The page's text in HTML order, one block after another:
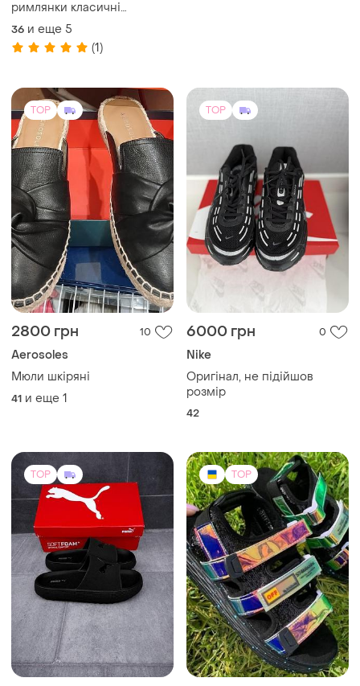
римлянки класичні
повсякденні
36 и еще 5
(1)
TOP
2800 грн 10
Aerosoles
Мюли шкіряні
41 и еще 1
TOP
6000 грн 0
Nike
Оригінал, не підійшов
розмір
42
TOP TOP